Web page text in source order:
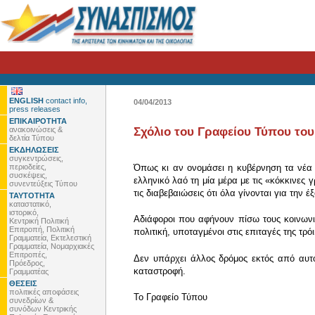
ENGLISH contact info,
press releases
ΕΠΙΚΑΙΡΟΤΗΤΑ
ανακοινώσεις &
δελτία Τύπου
ΕΚΔΗΛΩΣΕΙΣ
συγκεντρώσεις,
περιοδείες,
συσκέψεις,
συνεντεύξεις Τύπου
ΤΑΥΤΟΤΗΤΑ
καταστατικό,
ιστορικό,
Κεντρική Πολιτική
Επιτροπή, Πολιτική
Γραμματεία, Εκτελεστική
Γραμματεία, Νομαρχιακές
Επιτροπές,
Πρόεδρος,
Γραμματέας
ΘΕΣΕΙΣ
πολιτικές αποφάσεις
συνεδρίων &
συνόδων Κεντρικής
04/04/2013
Σχόλιο του Γραφείου Τύπου
Όπως κι αν ονομάσει η κυβέρνηση τα νέα
ελληνικό λαό τη μία μέρα με τις «κόκκινες
τις διαβεβαιώσεις ότι όλα γίνονται για
Αδιάφοροι που αφήνουν πίσω τους
πολιτική, υποταγμένοι στις επιταγές της
Δεν υπάρχει άλλος δρόμος εκτός από
καταστροφή.
To Γραφείο Τύπου